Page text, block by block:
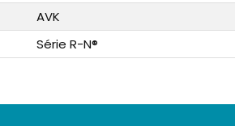
AVK
Série R-N®